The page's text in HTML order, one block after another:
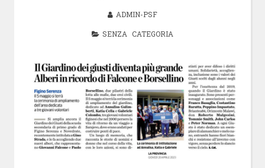
ADMIN-PSF
SENZA CATEGORIA